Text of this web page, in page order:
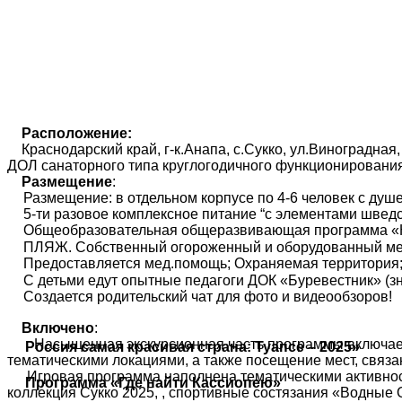
Расположение:
Краснодарский край, г-к.Анапа, с.Сукко,
ДОЛ санаторного типа круглогодичного
Размещение:
Размещение: в отдельном корпусе по 4-6 человек с
5-ти разовое комплексное питание “с элементами
Общеобразовательная общеразвивающая программа
ПЛЯЖ. Собственный огороженный и оборудованный
Предоставляется мед.помощь; Охраняемая
С детьми едут опытные педагоги ДОК «Буревестник»
Создается родительский чат для фото и видеообзоров!
Включено:
Насыщенная экскурсионная часть программы
тематическими локациями, а также посещение мест,
Игровая программа наполнена тематическими
коллекция Сукко 2025, , спортивные состязания
Россия самая красивая страна: Туапсе – 2025»
Программа «Где найти Кассиопею»